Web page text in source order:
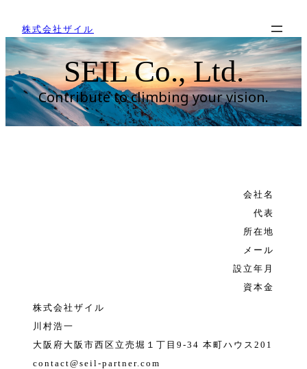
を
ス
キ
ッ
プ
株式会社ザイル
COMPANY
SEIL Co., Ltd.
Contribute to climbing your vision.
会社名
代表
所在地
メール
設立年月
資本金
株式会社ザイル
川村浩一
大阪府大阪市西区立売堀１丁目9-34 本町ハウス201
contact@seil-partner.com